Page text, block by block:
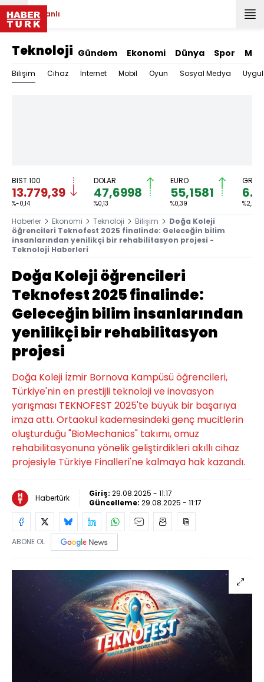
Canlı
Teknoloji Gündem Ekonomi Dünya Spor
Bilişim Cihaz İnternet Mobil Oyun Sosyal Medya
BIST 100
13.779,39
%-0,14
DOLAR
47,6998
%0,13
EURO
55,1581
%0,39 %2,59
Haberler Ekonomi Teknoloji Bilişim
Doğa Koleji
öğrencileri Teknofest 2025 finalinde: Geleceğin bilim
insanlarından yenilikçi bir rehabilitasyon projesi -
Teknoloji Haberleri
Doğa Koleji öğrencileri
Teknofest 2025 finalinde:
Geleceğin bilim insanlarından
yenilikçi bir rehabilitasyon
projesi
Doğa Koleji İzmir Bornova Kampüsü öğrencileri,
Türkiye'nin en prestijli teknoloji ve inovasyon
yarışması TEKNOFEST 2025'te büyük bir başarıya
imza attı. Ortaokul kademesindeki genç mucitlerin
oluşturduğu "BioMechanics" takımı, omuz
rehabilitasyonuna yönelik geliştirdikleri akıllı cihaz
projesiyle Türkiye Finalleri'ne kalmaya hak kazandı.
Habertürk Giriş: 29.08.2025 - 11:17
Güncelleme: 29.08.2025 - 11:17
ABONE OL